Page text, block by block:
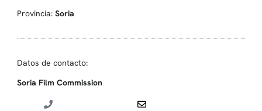
Provincia: Soria
Datos de contacto:
Soria Film Commission